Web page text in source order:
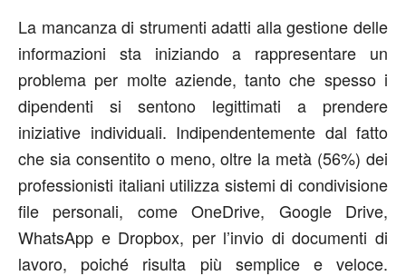
La mancanza di strumenti adatti alla gestione delle
informazioni sta iniziando a rappresentare un
problema per molte aziende, tanto che spesso i
dipendenti si sentono legittimati a prendere
iniziative individuali. Indipendentemente dal fatto
che sia consentito o meno, oltre la metà (56%) dei
professionisti italiani utilizza sistemi di condivisione
file personali, come OneDrive, Google Drive,
WhatsApp e Dropbox, per l’invio di documenti di
lavoro, poiché risulta più semplice e veloce.